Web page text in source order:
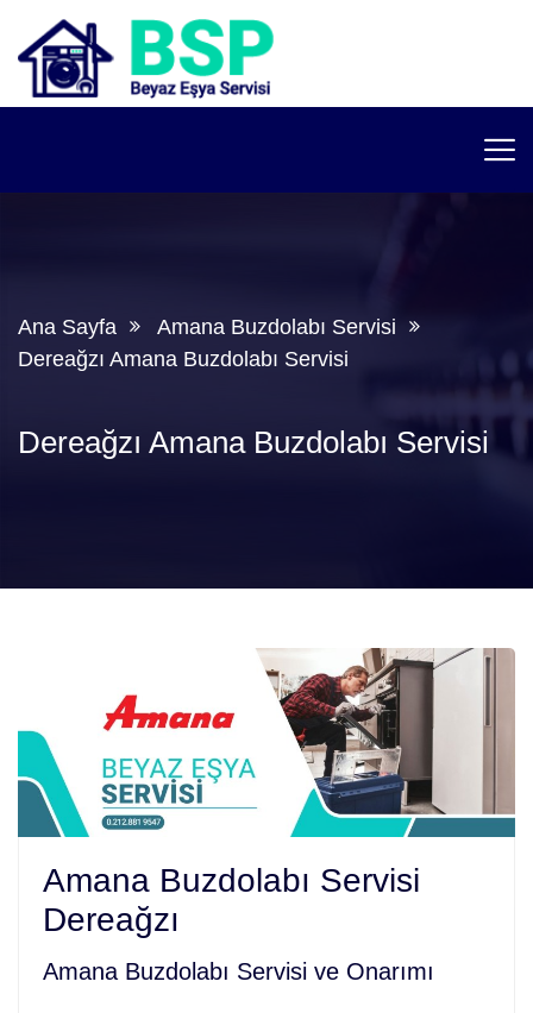
Ana Sayfa
Amana Buzdolabı Servisi
Dereağzı Amana Buzdolabı Servisi
Dereağzı Amana Buzdolabı Servisi
Amana Buzdolabı Servisi
Dereağzı
Amana Buzdolabı Servisi ve Onarımı